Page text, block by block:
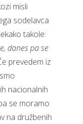
misli
sodelavca
takole:
danes pa se
prevedem iz
nacionalnih
se moramo
na družbenih